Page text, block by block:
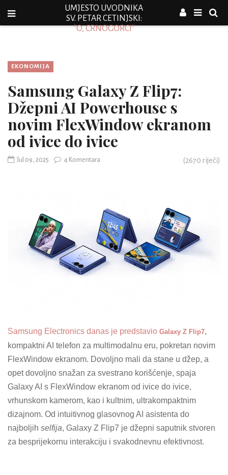
UMJESTO UVODNIKA
SV. PETAR CETINJSKI:
"O, CRNOGORCI"
EKONOMIJA
Samsung Galaxy Z Flip7:
Džepni AI Powerhouse s
novim FlexWindow ekranom
od ivice do ivice
Jul 09, 2025 4 Komentara (2670 riječi)
Samsung Electronics danas je predstavio Galaxy Z Flip7,
kompaktni AI telefon za multimodalnu eru, pokretan novim
FlexWindow ekranom. Dovoljno mali da stane u džep, a
opet dovoljno snažan za svestrano korišćenje, spaja
Galaxy AI s FlexWindow ekranom od ivice do ivice,
vrhunskom kamerom, kao i kultnim, ultrakompaktnim
dizajnom. Od intuitivnog glasovnog AI asistenta do
najboljih selfija, Galaxy Z Flip7 je džepni saputnik stvoren
za besprijekornu interakciju i svakodnevnu efektivnost.